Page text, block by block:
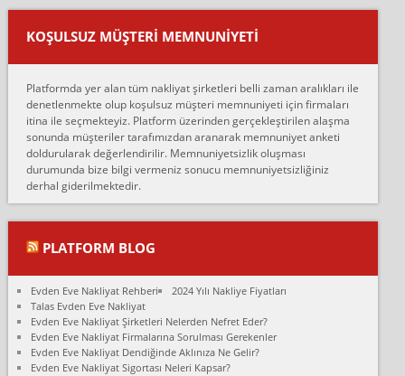
Ankara ALİCANLAR NAKLİYAT Tutarsız ve ticari ahlak problemleri
var verdikleri fiyat teklifini arttırdılar. Sonrasında taşıma gününde
oldukça tutarsı...
Ankara Alicanlar naklyat tel 5465524025. 2600 TL'ye ankaradan
Konya ya Alicanlar naklyat la anlaştık bu şahıs evin taşınacağı gün
fiyatın mazoto gele...
Fatih kokmese:
Diyarbakır dan eşyamı getirtmek için anlaştım sözleşme yaptım.
Son anda fiyat artırdılar.. mecburiyetten tasittim.. bu kişiler ağrılı
Ali:
olduk. Asansörlü dediler sonra uraya asansör kurulmaz dediler
fark istediler. ortada asa...
Nimet:
Ben 2021 Ağustos ilk haftası Evimi taşıdım yani İstanbul'un bir
Mahallesi'nden bir başka Mahallesi'ne yani Ümraniye bölgesinde
KOŞULSUZ MÜŞTERI MEMNUNIYETI
Platformda yer alan tüm nakliyat şirketleri belli zaman aralıkları ile
denetlenmekte olup koşulsuz müşteri memnuniyeti için firmaları
itina ile seçmekteyiz. Platform üzerinden gerçekleştirilen alaşma
sonunda müşteriler tarafımızdan aranarak memnuniyet anketi
doldurularak değerlendirilir. Memnuniyetsizlik oluşması
durumunda bize bilgi vermeniz sonucu memnuniyetsizliğiniz
derhal giderilmektedir.
PLATFORM BLOG
Evden Eve Nakliyat Rehberi
2024 Yılı Nakliye Fiyatları
Talas Evden Eve Nakliyat
Evden Eve Nakliyat Şirketleri Nelerden Nefret Eder?
Evden Eve Nakliyat Firmalarına Sorulması Gerekenler
Evden Eve Nakliyat Dendiğinde Aklınıza Ne Gelir?
Evden Eve Nakliyat Sigortası Neleri Kapsar?